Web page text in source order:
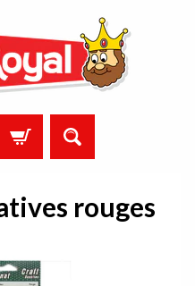
rouges